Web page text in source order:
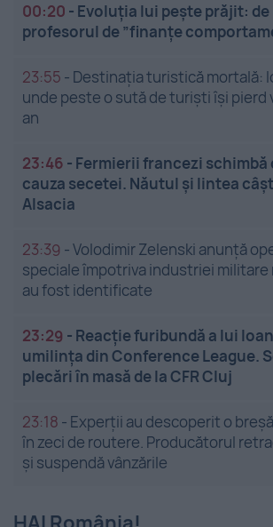
00:20 - Evoluția lui pește prăjit: de
profesorul de ”finanțe
23:55 - Destinația turistică mortală:
unde peste o sută de turiști își pierd
an
23:46 - Fermierii francezi
cauza secetei. Năutul și lintea
Alsacia
23:39 -Volodimir Zelenski anunță
speciale împotriva industriei militare
au fost identificate
23:29 - Reacție furibundă a lui
umilința din Conference League.
plecări în masă de la CFR Cluj
23:18 - Experții au descoperit o
în zeci de routere. Producătorul
și suspendă vânzările